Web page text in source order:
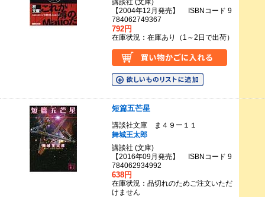
講談社 (文庫)
【2004年12月発売】 ISBNコード 9
784062749367
792円
在庫状況：在庫あり（1～2日で出荷）
短篇五芒星
講談社文庫 ま４９ー１１
舞城王太郎
講談社 (文庫)
【2016年09月発売】 ISBNコード 9
784062934992
638円
在庫状況：品切れのためご注文いただ
けません